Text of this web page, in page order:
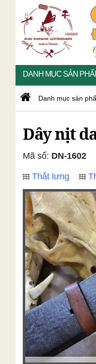
DANH MỤC SẢN
Danh mục sản
Dây nịt
Mã số: DN-1602
Thắt lưng